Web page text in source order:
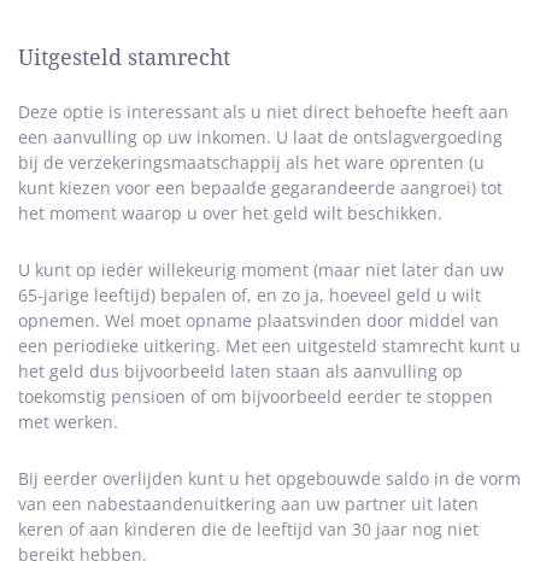
Uitgesteld stamrecht
Deze optie is interessant als u niet direct behoefte heeft aan
een aanvulling op uw inkomen. U laat de ontslagvergoeding
bij de verzekeringsmaatschappij als het ware oprenten (u
kunt kiezen voor een bepaalde gegarandeerde aangroei) tot
het moment waarop u over het geld wilt beschikken.
U kunt op ieder willekeurig moment (maar niet later dan uw
65-jarige leeftijd) bepalen of, en zo ja, hoeveel geld u wilt
opnemen. Wel moet opname plaatsvinden door middel van
een periodieke uitkering. Met een uitgesteld stamrecht kunt u
het geld dus bijvoorbeeld laten staan als aanvulling op
toekomstig pensioen of om bijvoorbeeld eerder te stoppen
met werken.
Bij eerder overlijden kunt u het opgebouwde saldo in de vorm
van een nabestaandenuitkering aan uw partner uit laten
keren of aan kinderen die de leeftijd van 30 jaar nog niet
bereikt hebben.